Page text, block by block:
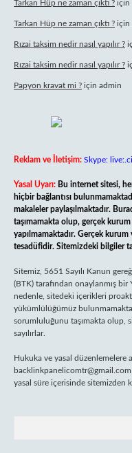
Tarkan Hüp ne zaman çıktı ? için
Tarkan Hüp ne zaman çıktı ? için
Rızai taksim nedir nasıl yapılır ?
Rızai taksim nedir nasıl yapılır ?
Papyon kravat mi ? için admin
Reklam ve İletişim: Skype:
Yasal Uyarı: Bu internet sitesi,
hiçbir bağlantısı
makaleler paylaşılmaktadır.
taşımamakta olup, gerçek
yapılmamaktadır. Gerçek
tesadüfidir. Sitemizdeki bilgiler
Sitemiz, 5651 Sayılı Kanun
(BTK) tarafından onaylanmış bir
nedenle, sitedeki içerikleri
yükümlülüğümüz
sorumluluğunu taşımakta olup,
sayılırlar.
Hukuka ve yasal düzenlemelere
backlinkpanelicomtr@gmail.com
yasal süre içerisinde sitemizden